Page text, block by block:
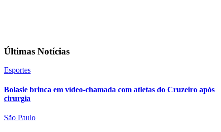
Últimas Notícias
Esportes
Bolasie brinca em vídeo-chamada com atletas do Cruzeiro após
cirurgia
São Paulo